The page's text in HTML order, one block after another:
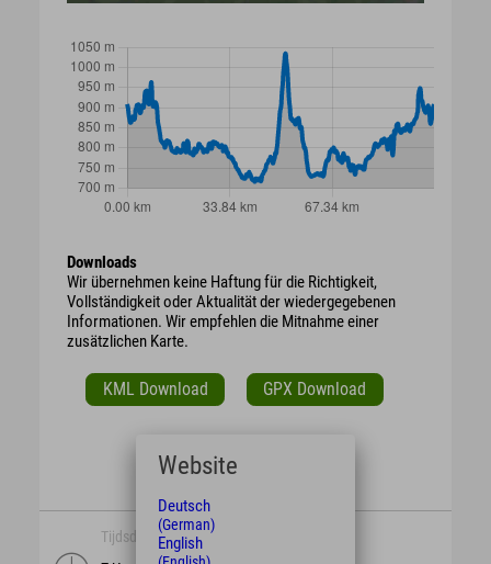
Downloads
Wir übernehmen keine Haftung für die Richtigkeit,
Vollständigkeit oder Aktualität der wiedergegebenen
Informationen. Wir empfehlen die Mitnahme einer
zusätzlichen Karte.
KML Download GPX Download
Tijdsduur
Website
Deutsch
(German)
English